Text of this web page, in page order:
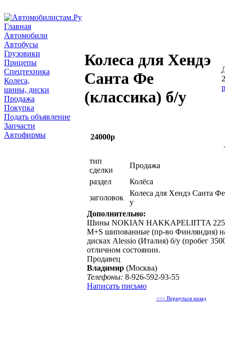
Главная
Автомобили
Автобусы
Грузовики
Прицепы
Спецтехника
Колеса,
шины, диски
Продажа
Покупка
Подать объявление
Запчасти
Автофирмы
Колеса для Хендэ
Санта Фе
(классика) б/у
24000р
тип
сделки
Продажа
раздел
Колёса
заголовок
Колеса для Хендэ Санта
у
Дополнительно:
Шины NOKIAN HAKKAPELIITTA 225/
M+S шипованные (пр-во Финляндия)
дисках Alessio (Италия) б/у (пробег
отличном состоянии.
Продавец
Владимир (Москва)
Телефоны: 8-926-592-93-55
Написать письмо
<<< Вернуться назад